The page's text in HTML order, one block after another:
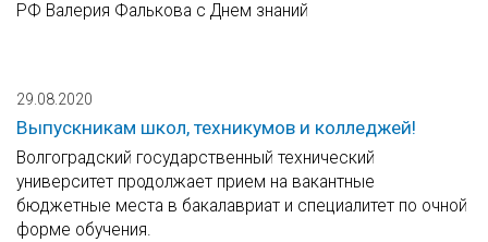
РФ Валерия Фалькова с Днем знаний
29.08.2020
Выпускникам школ, техникумов и колледжей!
Волгоградский государственный технический
университет продолжает прием на вакантные
бюджетные места в бакалавриат и специалитет по очной
форме обучения.